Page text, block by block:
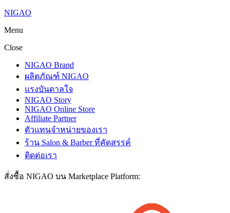
NIGAO
Menu
Close
NIGAO Brand
ผลิตภัณฑ์ NIGAO
แรงบันดาลใจ
NIGAO Story
NIGAO Online Store
Affiliate Partner
ตัวแทนจำหน่ายของเรา
ร้าน Salon & Barber ที่คัดสรรค์
ติดต่อเรา
สั่งซื้อ NIGAO บน Marketplace Platform: